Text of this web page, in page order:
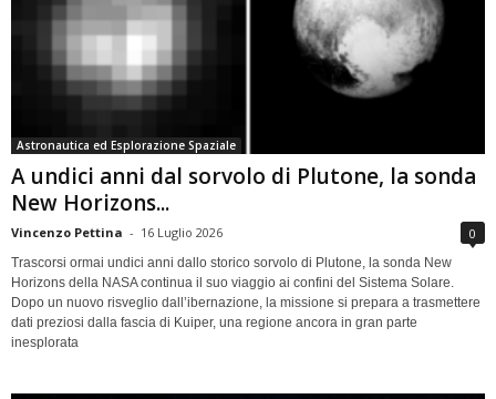
Astronautica ed Esplorazione Spaziale
A undici anni dal sorvolo di Plutone, la sonda
New Horizons...
Vincenzo Pettina - 16 Luglio 2026 0
Trascorsi ormai undici anni dallo storico sorvolo di Plutone, la sonda New
Horizons della NASA continua il suo viaggio ai confini del Sistema Solare.
Dopo un nuovo risveglio dall’ibernazione, la missione si prepara a trasmettere
dati preziosi dalla fascia di Kuiper, una regione ancora in gran parte
inesplorata